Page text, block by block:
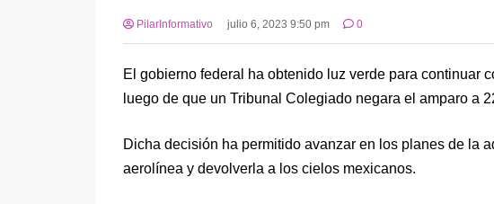
PilarInformativo julio 6, 2023 9:50 pm 0
El gobierno federal ha obtenido luz verde para continuar
luego de que un Tribunal Colegiado negara el amparo a
Dicha decisión ha permitido avanzar en los planes de la
aerolínea y devolverla a los cielos mexicanos.